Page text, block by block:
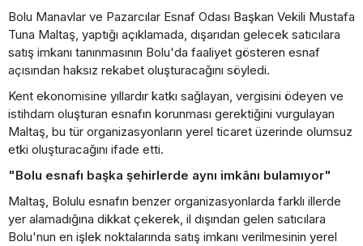
Bolu Manavlar ve Pazarcılar Esnaf Odası Başkan Vekili Mustafa
Tuna Maltaş, yaptığı açıklamada, dışarıdan gelecek satıcılara
satış imkanı tanınmasının Bolu'da faaliyet gösteren esnaf
açısından haksız rekabet oluşturacağını söyledi.
Kent ekonomisine yıllardır katkı sağlayan, vergisini ödeyen ve
istihdam oluşturan esnafın korunması gerektiğini vurgulayan
Maltaş, bu tür organizasyonların yerel ticaret üzerinde olumsuz
etki oluşturacağını ifade etti.
"Bolu esnafı başka şehirlerde aynı imkânı bulamıyor"
Maltaş, Bolulu esnafın benzer organizasyonlarda farklı illerde
yer alamadığına dikkat çekerek, il dışından gelen satıcılara
Bolu'nun en işlek noktalarında satış imkanı verilmesinin yerel